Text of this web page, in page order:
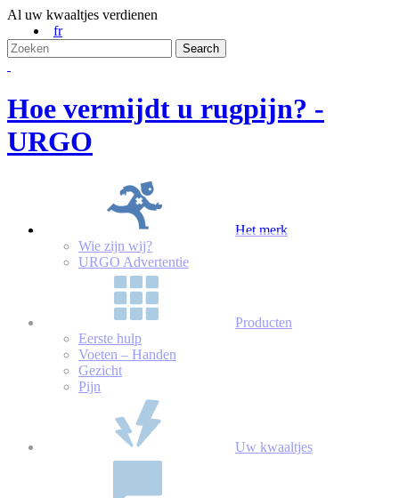
Al uw kwaaltjes verdienen
fr
Hoe vermijdt u rugpijn? -
URGO
Het merk
Wie zijn wij?
URGO Advertentie
Producten
Eerste hulp
Voeten – Handen
Gezicht
Pijn
Uw kwaaltjes